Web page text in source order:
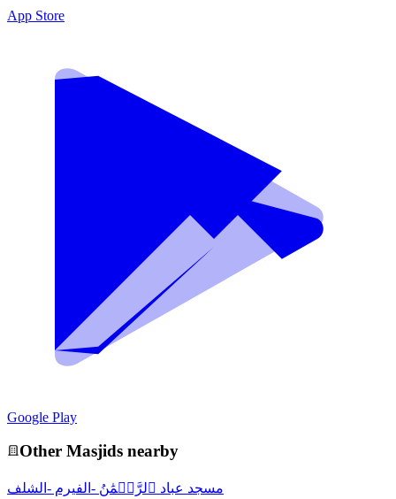
App Store
Google Play
Other Masjids nearby
مسجد عباد ٱلرَّحۡمَٰنُ -الفيرم -الشلف